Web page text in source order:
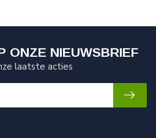
ONZE NIEUWSBRIEF
laatste acties